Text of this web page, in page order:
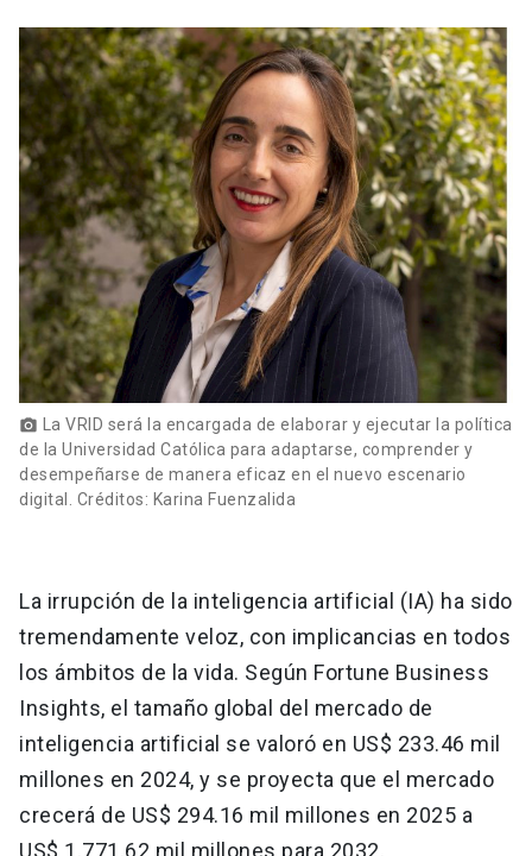
Donaciones launch
photo_camera La VRID será la encargada de elaborar y ejecutar la política
de la Universidad Católica para adaptarse, comprender y
desempeñarse de manera eficaz en el nuevo escenario
digital. Créditos: Karina Fuenzalida
La irrupción de la inteligencia artificial (IA) ha sido
tremendamente veloz, con implicancias en todos
los ámbitos de la vida. Según Fortune Business
Insights, el tamaño global del mercado de
inteligencia artificial se valoró en US$ 233.46 mil
millones en 2024, y se proyecta que el mercado
crecerá de US$ 294.16 mil millones en 2025 a
US$ 1.771.62 mil millones para 2032.